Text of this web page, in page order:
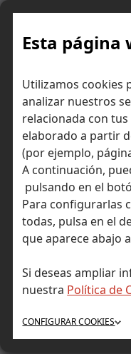
Esta página
Utilizamos cookies
analizar nuestros
relacionada con
elaborado a partir
(por ejemplo,
A continuación,
pulsando en el
Para configurarlas
todas, pulsa en el
que aparece abajo
Si deseas ampliar
nuestra Política de
CONFIGURARCOOKIES
Skip
El
Bank
YOY